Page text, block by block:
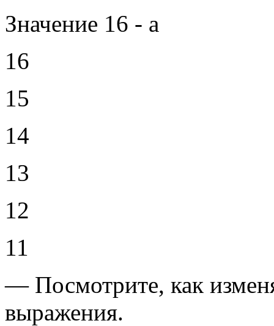
Значение 16 - а
16
15
14
13
12
11
— Посмотрите, как
выражения.